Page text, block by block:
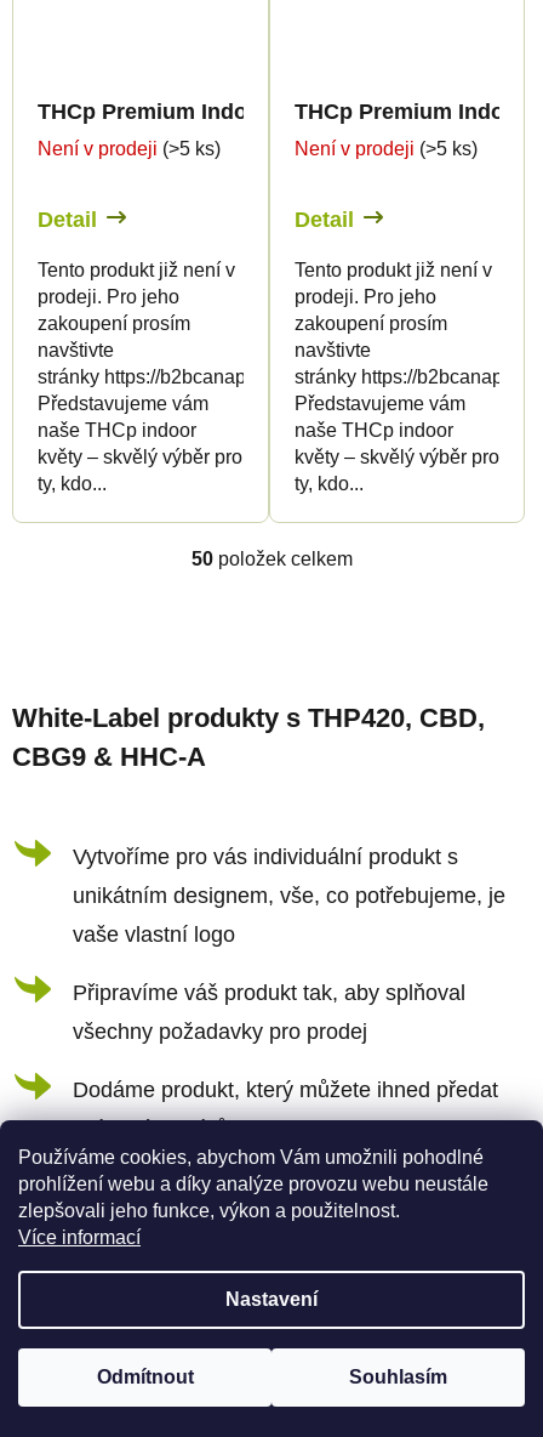
Používáme cookies, abychom Vám umožnili pohodlné
prohlížení webu a díky analýze provozu webu neustále
zlepšovali jeho funkce, výkon a použitelnost.
Více informací
Nastavení
Odmítnout Souhlasím
THCp Premium Indoor Edition 12%
Není v prodeji (>5 ks)
Detail
Tento produkt již není v
prodeji. Pro jeho
zakoupení prosím
navštivte
stránky https://b2bcanapuff.com/
Představujeme vám
naše THCp indoor
květy – skvělý výběr pro
ty, kdo...
THCp Premium Indoor
Není v prodeji (>5 ks)
Detail
Tento produkt již není v
prodeji. Pro jeho
zakoupení prosím
navštivte
stránky https://
Představujeme vám
naše THCp indoor
květy – skvělý výběr pro
ty, kdo...
O
d
p
r
k
y
v
ý
p
i
s
u
50položek celkem
á
p
a
White-Label produkty s THP420, CBD,
CBG9 & HHC-A
Vytvoříme pro vás individuální produkt s
unikátním designem, vše, co potřebujeme, je
vaše vlastní logo
Připravíme váš produkt tak, aby splňoval
všechny požadavky pro prodej
Dodáme produkt, který můžete ihned předat
svým zákazníkům
+420 773 717 942 (Whatsapp)
b2b@canalogy.cz
Nyní se zaregistrujte